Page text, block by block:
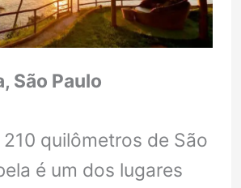
São Paulo
quilômetros de São
é um dos lugares